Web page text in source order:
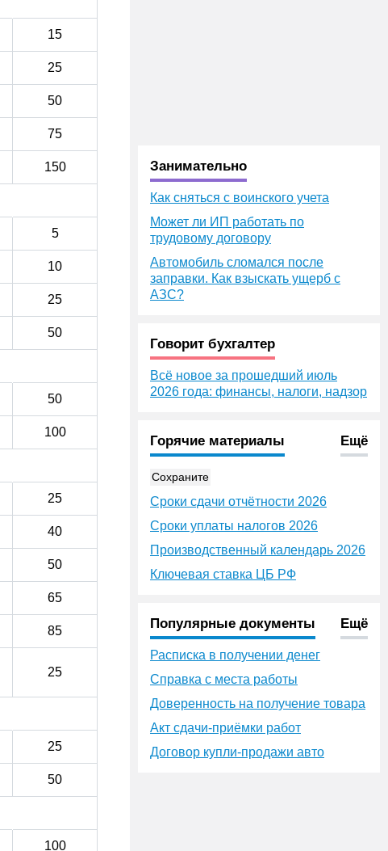
15
25
50
75
150
5
10
25
50
50
100
25
40
50
65
85
25
25
50
100
Занимательно
Как сняться с воинского учета
Может ли ИП работать по
трудовому договору
Автомобиль сломался после
заправки. Как взыскать ущерб с
АЗС?
Говорит бухгалтер
Всё новое за прошедший июль
2026 года: финансы, налоги, надзор
Горячие материалы Ещё
Сохраните
Сроки сдачи отчётности 2026
Сроки уплаты налогов 2026
Производственный календарь 2026
Ключевая ставка ЦБ РФ
Популярные документы Ещё
Расписка в получении денег
Справка с места работы
Доверенность на получение товара
Акт сдачи-приёмки работ
Договор купли-продажи авто